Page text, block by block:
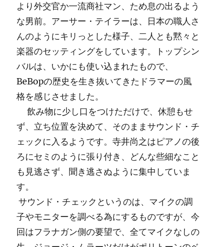
より外交官か一流商社マン、ため息の出るよう
な男前。アーサー・テイラーは、日本の職人さ
んのようにキリっとした様子、二人とも黙々と
楽器のセッティングをしています。トップシン
バルは、いかにも使い込まれたもので、
BeBopの歴史を生き抜いてきたドラマーの風
格を感じさせました。
飲み物に少し口をつけただけで、休憩もせ
ず、立ち位置を決めて、そのままサウンド・チ
ェックに入るようです。寺井尚之はピアノの後
ろにセミのように張り付き、どんな些細なこと
も見逃さず、聞き逃さぬように集中していま
す。
サウンド・チェックというのは、マイクの調
子やモニターを調べる為にするものですが、今
回はフラナガン側の要望で、全てマイクなしの